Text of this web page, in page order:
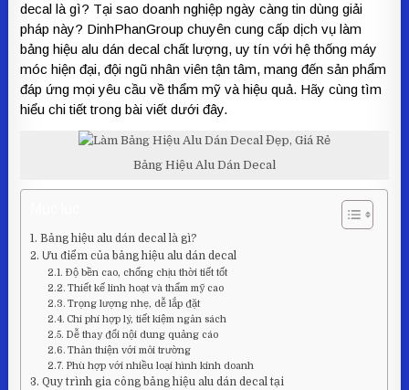
decal là gì? Tại sao doanh nghiệp ngày càng tin dùng giải
pháp này? DinhPhanGroup chuyên cung cấp dịch vụ làm
bảng hiệu alu dán decal chất lượng, uy tín với hệ thống máy
móc hiện đại, đội ngũ nhân viên tận tâm, mang đến sản phẩm
đáp ứng mọi yêu cầu về thẩm mỹ và hiệu quả. Hãy cùng tìm
hiểu chi tiết trong bài viết dưới đây.
Bảng Hiệu Alu Dán Decal
Bảng hiệu alu dán decal là gì?
Ưu điểm của bảng hiệu alu dán decal
Độ bền cao, chống chịu thời tiết tốt
Thiết kế linh hoạt và thẩm mỹ cao
Trọng lượng nhẹ, dễ lắp đặt
Chi phí hợp lý, tiết kiệm ngân sách
Dễ thay đổi nội dung quảng cáo
Thân thiện với môi trường
Phù hợp với nhiều loại hình kinh doanh
Quy trình gia công bảng hiệu alu dán decal tại